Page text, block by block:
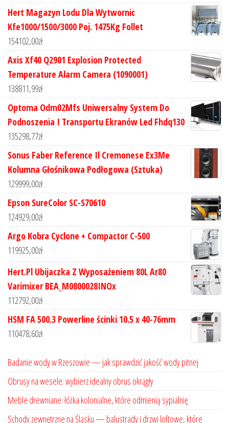
Hert Magazyn Lodu Dla Wytwornic
Kfe1000/1500/3000 Poj. 1475Kg Follet
154102,00zł
Axis Xf40 Q2901 Explosion Protected
Temperature Alarm Camera (1090001)
138811,99zł
Optoma Odm02Mfs Uniwersalny System Do
Podnoszenia I Transportu Ekranów Led Fhdq130
135298,77zł
Sonus Faber Reference Il Cremonese Ex3Me
Kolumna Głośnikowa Podłogowa (Sztuka)
129999,00zł
Epson SureColor SC-S70610
124929,00zł
Argo Kobra Cyclone + Compactor C-500
119925,00zł
Hert.Pl Ubijaczka Z Wyposażeniem 80L Ar80
Varimixer BEA_M0800028INOx
112792,00zł
HSM FA 500.3 Powerline ścinki 10.5 x 40-76mm
110478,60zł
Badanie wody w Rzeszowie — jak sprawdzić jakość wody pitnej
Obrusy na wesele: wybierz idealny obrus okrągły
Meble drewniane: łóżka kolonialne, które odmienią sypialnię
Schody zewnętrzne na Śląsku — balustrady i drzwi loftowe, które